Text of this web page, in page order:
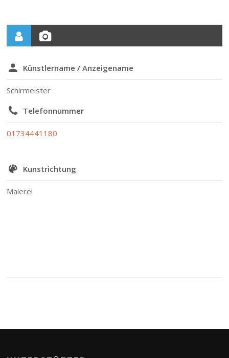
Künstlername / Anzeigename
Schirmeister
Telefonnummer
01734441180
Kunstrichtung
Malerei